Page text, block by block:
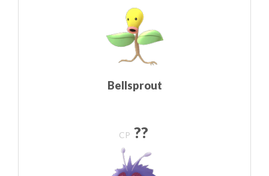
Bellsprout
CP ??